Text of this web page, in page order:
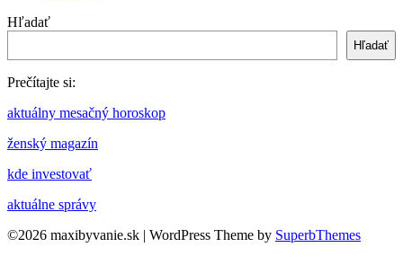
Hľadať
Hľadať
Prečítajte si:
aktuálny mesačný horoskop
ženský magazín
kde investovať
aktuálne správy
©2026 maxibyvanie.sk | WordPress Theme by SuperbThemes